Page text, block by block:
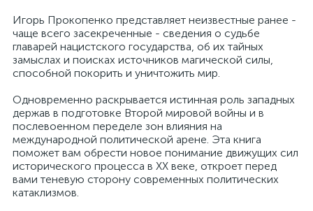
Игорь Прокопенко представляет неизвестные ранее -
чаще всего засекреченные - сведения о судьбе
главарей нацистского государства, об их тайных
замыслах и поисках источников магической силы,
способной покорить и уничтожить мир.
Одновременно раскрывается истинная роль западных
держав в подготовке Второй мировой войны и в
послевоенном переделе зон влияния на
международной политической арене. Эта книга
поможет вам обрести новое понимание движущих сил
исторического процесса в ХХ веке, откроет перед
вами теневую сторону современных политических
катаклизмов.